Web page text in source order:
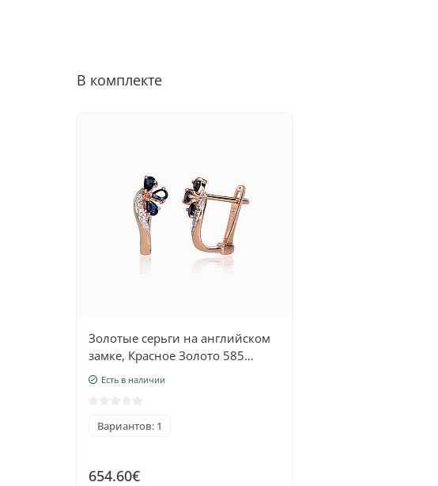
В комплекте
Золотые серьги на английском
замке, Красное Золото 585
проба, родий (покрытие) ,
Есть в наличии
Вариантов: 1
654.60€